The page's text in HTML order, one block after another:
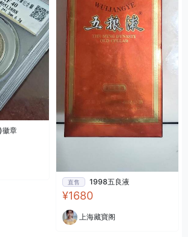
徽章
直售 1998五良液
¥1680
上海藏寶阁